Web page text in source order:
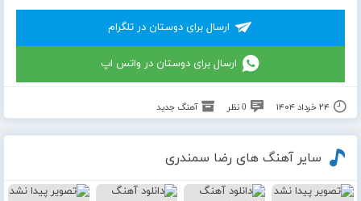
ارسال برای دوستان در تلگرام
ارسال برای دوستان در واتس اپ
۲۴ خرداد ۱۴۰۴ 0 نظر آهنگ جدید
سایر آهنگ های رضا سمندری